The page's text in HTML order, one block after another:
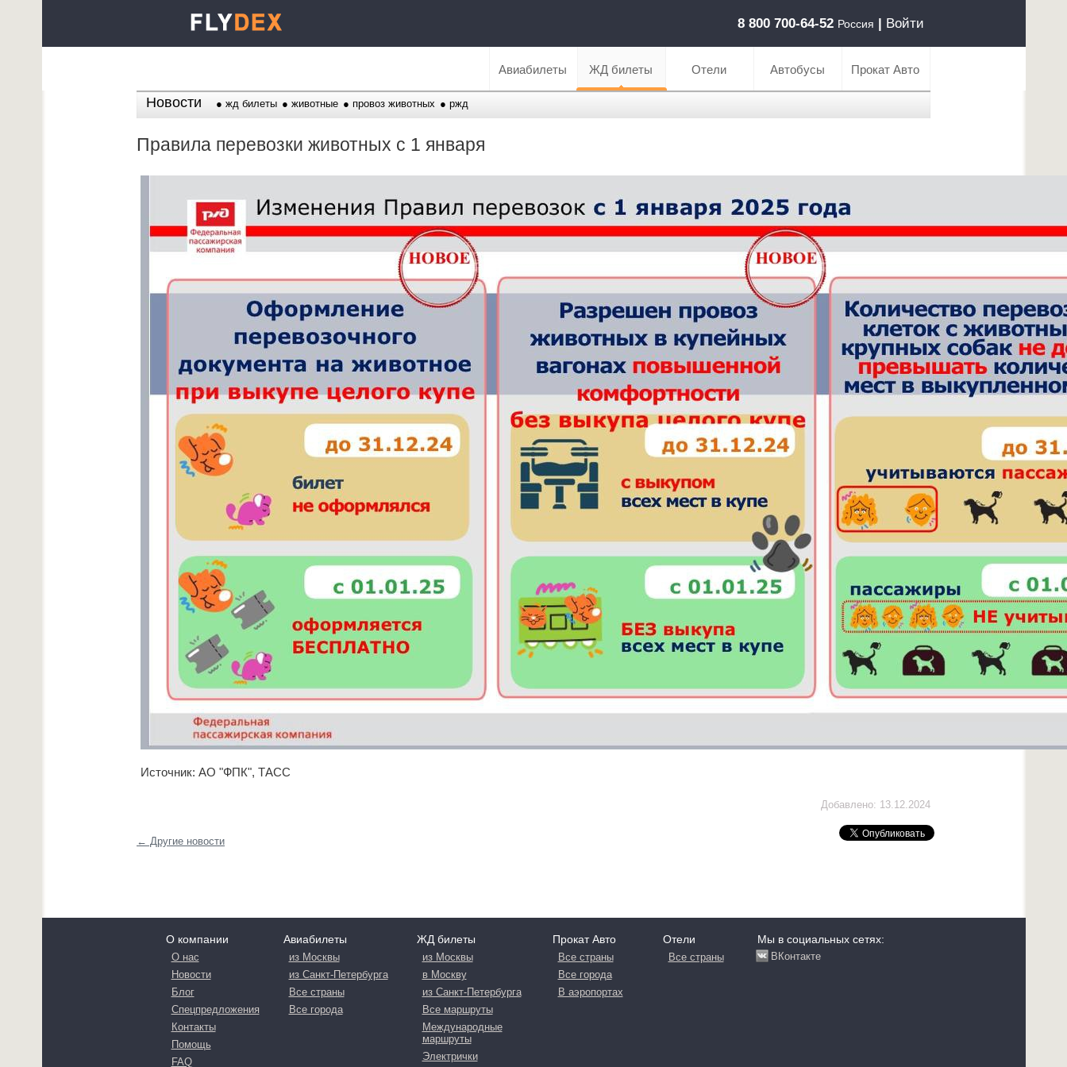
8 800 700-64-52 Россия | Войти
Авиабилеты ЖД билеты Отели Автобусы Прокат Авто
Новости жд билеты животные провоз животных ржд
Правила перевозки животных с 1 января
Источник: АО "ФПК", ТАСС
Добавлено: 13.12.2024
← Другие новости
О компании
О нас
Новости
Блог
Спецпредложения
Контакты
Помощь
FAQ
Авиабилеты
из Москвы
из Санкт-Петербурга
Все страны
Все города
ЖД билеты
из Москвы
в Москву
из Санкт-Петербурга
Все маршруты
Международные
маршруты
Электрички
Прокат Авто
Все страны
Все города
В аэропортах
Отели
Все страны
Мы в социальных сетях:
ВКонтакте